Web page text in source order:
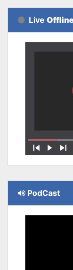
Live
PodCast